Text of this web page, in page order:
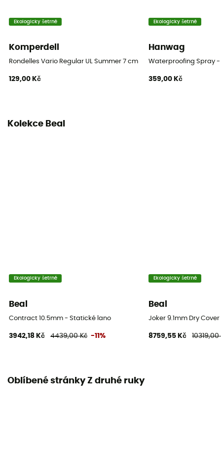
Ekologicky šetrné
Komperdell
Rondelles Vario Regular UL Summer 7 cm Blister
129,00 Kč
Ekologicky šetrné
Hanwag
Waterproofing Spray -
359,00 Kč
Kolekce Beal
Ekologicky šetrné
Beal
Contract 10.5mm - Statické lano
3942,18 Kč 4439,00 Kč -11%
Ekologicky šetrné
Beal
Joker 9.1mm Dry
8759,55 Kč 10319,00
Oblíbené stránky Z druhé ruky